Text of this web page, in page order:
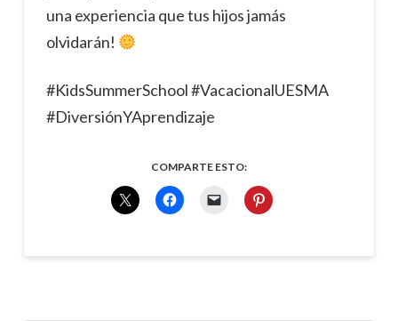
una experiencia que tus hijos jamás
olvidarán!
#KidsSummerSchool #VacacionalUESMA
#DiversiónYAprendizaje
COMPARTE ESTO: